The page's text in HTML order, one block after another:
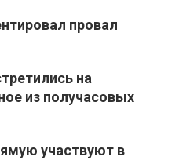
провал
на
из получасовых
участвуют в